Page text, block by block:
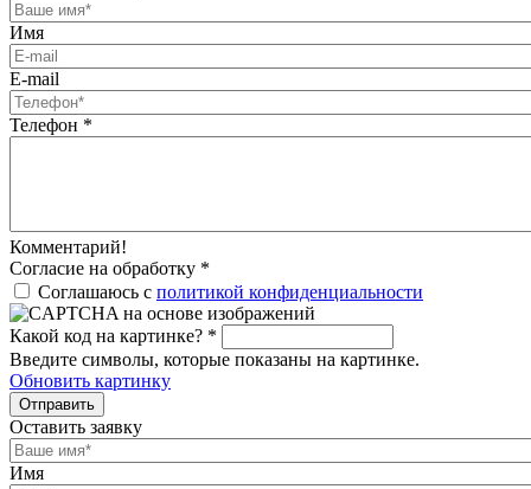
Имя
E-mail
Телефон *
Комментарий!
Согласие на обработку *
Соглашаюсь с политикой конфиденциальности
Какой код на картинке? *
Введите символы, которые показаны на картинке.
Обновить картинку
Отправить
Оставить заявку
Имя